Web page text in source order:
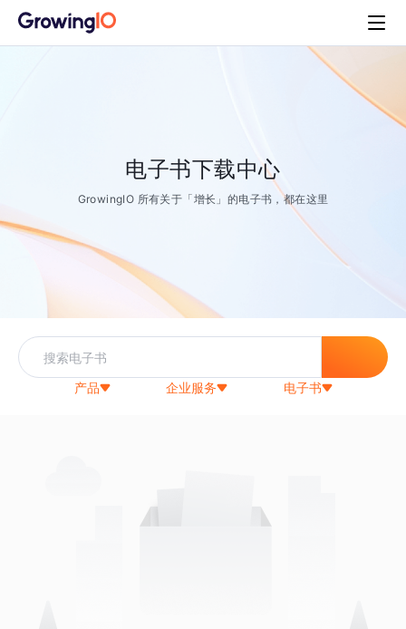
电子书下载中心
GrowingIO 所有关于「增长」的电子书，都在这里
产品 企业服务 电子书